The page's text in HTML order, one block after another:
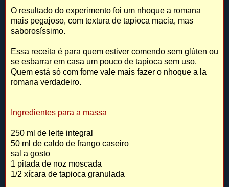
O resultado do experimento foi um nhoque a romana
mais pegajoso, com textura de tapioca macia, mas
saborosíssimo.
Essa receita é para quem estiver comendo sem glúten ou
se esbarrar em casa um pouco de tapioca sem uso.
Quem está só com fome vale mais fazer o nhoque a la
romana verdadeiro.
Ingredientes para a massa
250 ml de leite integral
50 ml de caldo de frango caseiro
sal a gosto
1 pitada de noz moscada
1/2 xícara de tapioca granulada